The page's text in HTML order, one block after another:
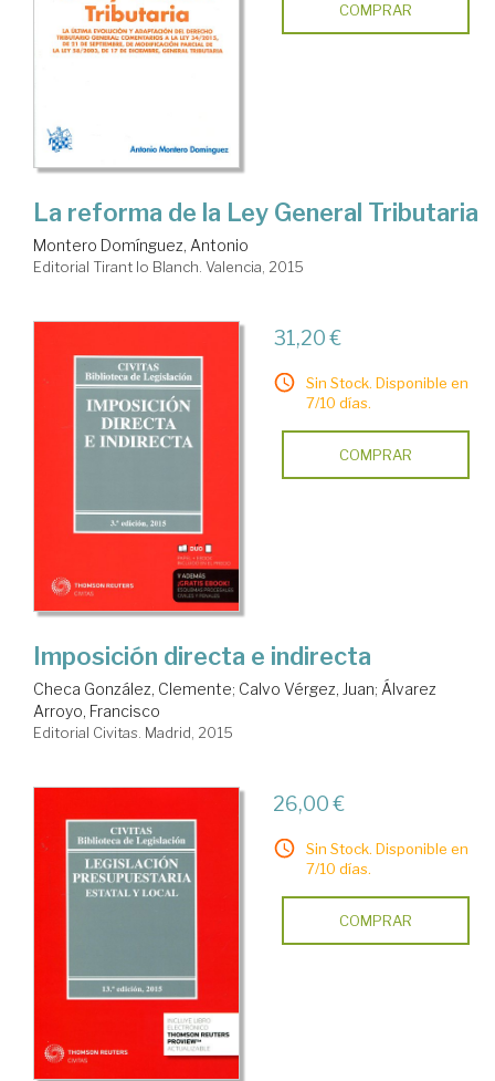
COMPRAR
La reforma de la Ley General Tributaria
Montero Domínguez, Antonio
Editorial Tirant lo Blanch. Valencia, 2015
31,20 €
Sin Stock. Disponible en
7/10 días.
COMPRAR
Imposición directa e indirecta
Checa González, Clemente; Calvo Vérgez, Juan; Álvarez
Arroyo, Francisco
Editorial Civitas. Madrid, 2015
26,00 €
Sin Stock. Disponible en
7/10 días.
COMPRAR